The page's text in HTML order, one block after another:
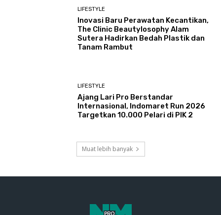
LIFESTYLE
Inovasi Baru Perawatan Kecantikan,
The Clinic Beautylosophy Alam
Sutera Hadirkan Bedah Plastik dan
Tanam Rambut
LIFESTYLE
Ajang Lari Pro Berstandar
Internasional, Indomaret Run 2026
Targetkan 10.000 Pelari di PIK 2
Muat lebih banyak